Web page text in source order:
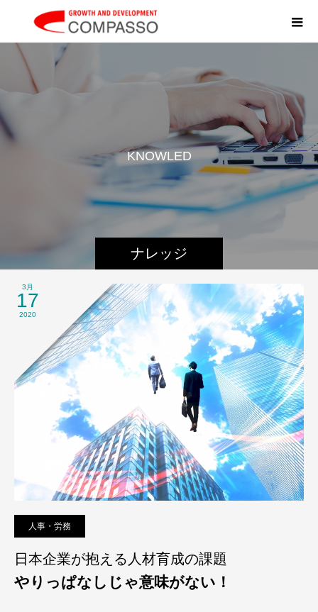
ナレッジ
KNOWLEDG
3月
17
2020
人事・労務
日本企業が抱える人材育成の課題
やりっぱなしじゃ意味がない！